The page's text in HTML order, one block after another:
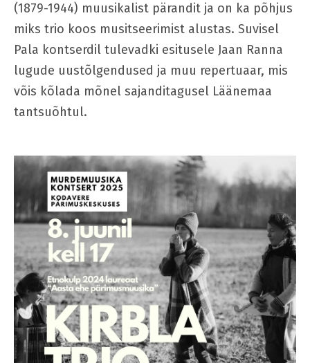
(1879-1944) muusikalist pärandit ja on ka põhjus
miks trio koos musitseerimist alustas. Suvisel
Pala kontserdil tulevadki esitusele Jaan Ranna
lugude uustõlgendused ja muu repertuaar, mis
võis kõlada mõnel sajanditagusel Läänemaa
tantsuõhtul.